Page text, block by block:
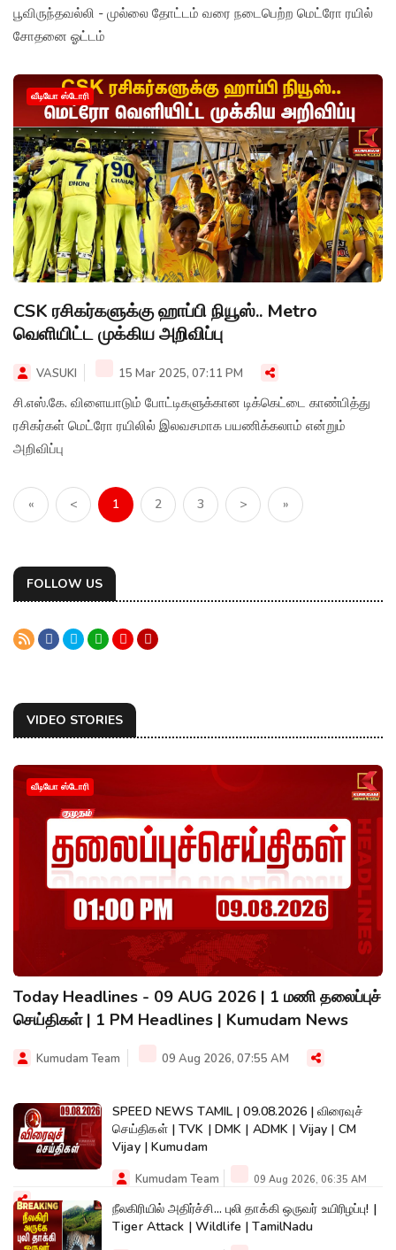
பூவிருந்தவல்லி - முல்லை தோட்டம் வரை நடைபெற்ற மெட்ரோ ரயில்
சோதனை ஓட்டம்
வீடியோ ஸ்டோரி
CSK ரசிகர்களுக்கு ஹாப்பி நியூஸ்.. Metro
வெளியிட்ட முக்கிய அறிவிப்பு
VASUKI 15 Mar 2025, 07:11 PM
சி.எஸ்.கே. விளையாடும் போட்டிகளுக்கான டிக்கெட்டை காண்பித்து
ரசிகர்கள் மெட்ரோ ரயிலில் இலவசமாக பயணிக்கலாம் என்றும்
அறிவிப்பு
« < 1 2 3 > »
FOLLOW US
VIDEO STORIES
வீடியோ ஸ்டோரி
Today Headlines - 09 AUG 2026 | 1 மணி தலைப்புச்
செய்திகள் | 1 PM Headlines | Kumudam News
Kumudam Team 09 Aug 2026, 07:55 AM
SPEED NEWS TAMIL | 09.08.2026 | விரைவுச்
செய்திகள் | TVK | DMK | ADMK | Vijay | CM
Vijay | Kumudam
Kumudam Team 09 Aug 2026, 06:35 AM
நீலகிரியில் அதிர்ச்சி... புலி தாக்கி ஒருவர் உயிரிழப்பு! |
Tiger Attack | Wildlife | TamilNadu